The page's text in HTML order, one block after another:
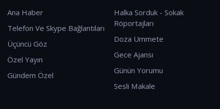
Ana Haber
Telefon Ve Skype Bağlantıları
Üçüncü Göz
Özel Yayın
Gündem Özel
Halka Sorduk - Sokak
Röportajları
Doza Ummete
Gece Ajansı
Günün Yorumu
Sesli Makale